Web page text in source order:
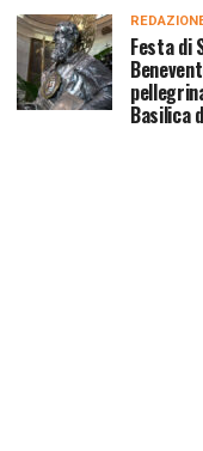
Festa di
Basilica